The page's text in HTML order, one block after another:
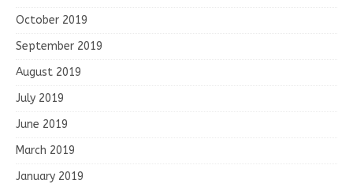
October 2019
September 2019
August 2019
July 2019
June 2019
March 2019
January 2019